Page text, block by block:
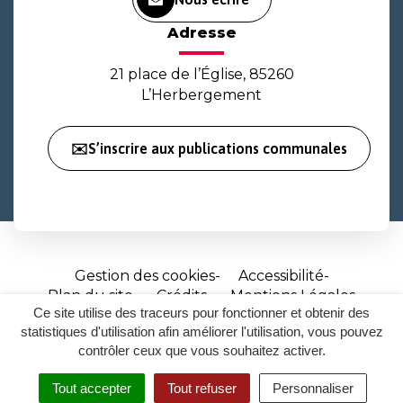
Ce site utilise des traceurs pour fonctionner et obtenir des
statistiques d'utilisation afin améliorer l'utilisation, vous pouvez
contrôler ceux que vous souhaitez activer.
Tout accepter Tout refuser Personnaliser
RECHERCHER
ACCESSIBILITÉ
Adresse
21 place de l’Église, 85260
L’Herbergement
✉️S’inscrire aux publications communales
Gestion des cookies
Accessibilité
Plan du site
Crédits
Mentions Légales
Site
réalisé
par
Inovagora